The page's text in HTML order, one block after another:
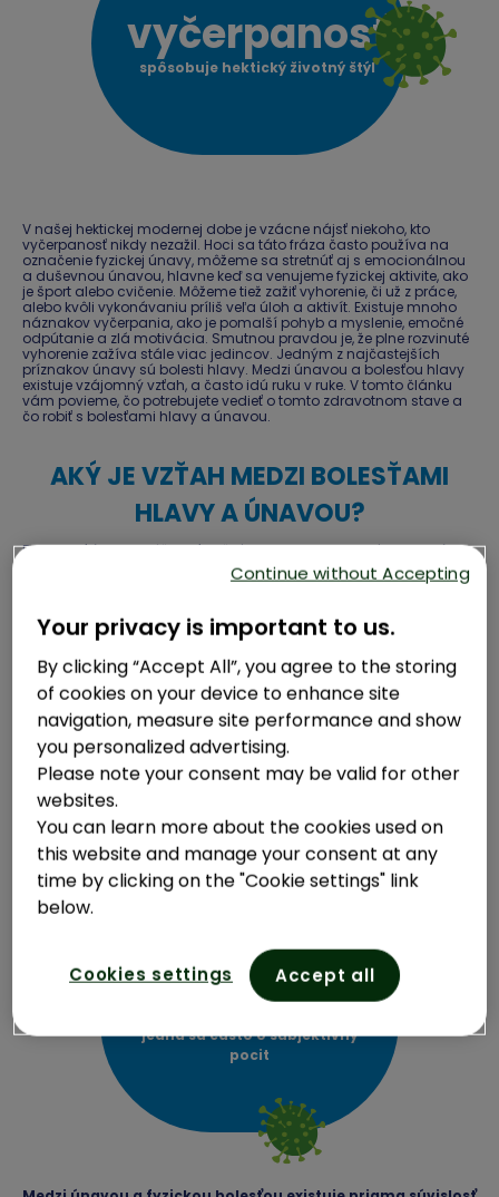
vyčerpanosť
spôsobuje hektický životný štýl
V našej hektickej modernej dobe je vzácne nájsť niekoho, kto
vyčerpanosť nikdy nezažil. Hoci sa táto fráza často používa na
označenie fyzickej únavy, môžeme sa stretnúť aj s emocionálnou
a duševnou únavou, hlavne keď sa venujeme fyzickej aktivite, ako
je šport alebo cvičenie. Môžeme tiež zažiť vyhorenie, či už z práce,
alebo kvôli vykonávaniu príliš veľa úloh a aktivít. Existuje mnoho
náznakov vyčerpania, ako je pomalší pohyb a myslenie, emočné
odpútanie a zlá motivácia. Smutnou pravdou je, že plne rozvinuté
vyhorenie zažíva stále viac jedincov. Jedným z najčastejších
príznakov únavy sú bolesti hlavy. Medzi únavou a bolesťou hlavy
existuje vzájomný vzťah, a často idú ruku v ruke. V tomto článku
vám povieme, čo potrebujete vedieť o tomto zdravotnom stave a
čo robiť s bolesťami hlavy a únavou.
Únava
jedná sa často o subjektívny
pocit
AKÝ JE VZŤAH MEDZI BOLESŤAMI
HLAVY A ÚNAVOU?
Definovať únavu môže byť zložité, a dokonca ani lekári nemajú
konkrétnu predstavu. Často však ide o subjektívny pocit, ktorý
Mentálny alebo emocionálny, pretože únava sa
môže prejavovať príznakmi ako sú problémy so
sústredením a pamäťou, poruchy kognitívnych
funkcií a nedostatok emočnej stability.
Fyzický, keď sa únava prejavuje nedostatkom
sily, svalovou slabosťou, stratou energie a má za
následok nižšiu vytrvalosť.
Your privacy is important to us.
By clicking “Accept All”, you agree to the storing
of cookies on your device to enhance site
navigation, measure site performance and show
you personalized advertising.
Please note your consent may be valid for other
websites.
You can learn more about the cookies used on
this website and manage your consent at any
time by clicking on the "Cookie settings" link
below.
Cookies settings Accept all
Continue without Accepting